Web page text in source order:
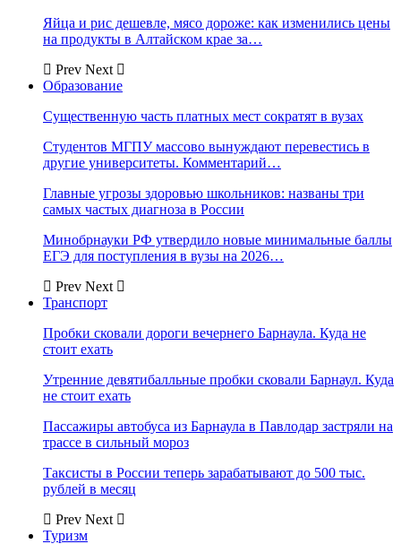
Яйца и рис дешевле, мясо дороже: как изменились цены
на продукты в Алтайском крае за…
Prev Next
Образование
Существенную часть платных мест сократят в вузах
Студентов МГПУ массово вынуждают перевестись в
другие университеты. Комментарий…
Главные угрозы здоровью школьников: названы три
самых частых диагноза в России
Минобрнауки РФ утвердило новые минимальные баллы
ЕГЭ для поступления в вузы на 2026…
Prev Next
Транспорт
Пробки сковали дороги вечернего Барнаула. Куда не
стоит ехать
Утренние девятибалльные пробки сковали Барнаул. Куда
не стоит ехать
Пассажиры автобуса из Барнаула в Павлодар застряли на
трассе в сильный мороз
Таксисты в России теперь зарабатывают до 500 тыс.
рублей в месяц
Prev Next
Туризм